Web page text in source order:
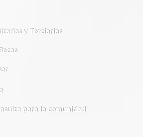
y Terciarias
para la comunidad